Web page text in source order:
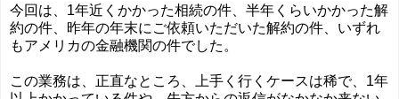
今回は、1年近くかかった相続の件、半年くらいかかった解
約の件、昨年の年末にご依頼いただいた解約の件、いずれ
もアメリカの金融機関の件でした。
この業務は、正直なところ、上手く行くケースは稀で、1年